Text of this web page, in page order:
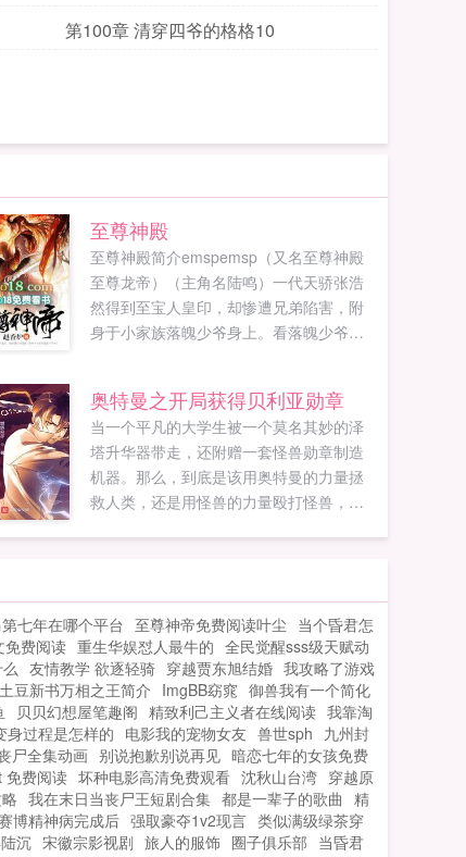
第100章 清穿四爷的格格10
至尊神殿
至尊神殿简介emspemsp（又名至尊神殿
至尊龙帝）（主角名陆鸣）一代天骄张浩
然得到至宝人皇印，却惨遭兄弟陷害，附
身于小家族落魄少爷身上。看落魄少爷手
奥特曼之开局获得贝利亚勋章
当一个平凡的大学生被一个莫名其妙的泽
塔升华器带走，还附赠一套怪兽勋章制造
机器。那么，到底是该用奥特曼的力量拯
救人类，还是用怪兽的力量殴打怪兽，楚
1135436319如果您喜欢奥特曼之开局获得
贝利亚勋章，别忘记分享给朋友...
七年在哪个平台 至尊神帝免费阅读叶尘 当个昏君怎
免费阅读 重生华娱怼人最牛的 全民觉醒sss级天赋动
友情教学 欲逐轻骑 穿越贾东旭结婚 我攻略了游戏
豆新书万相之王简介 ImgBB窈窕 御兽我有一个简化
贝贝幻想屋笔趣阁 精致利己主义者在线阅读 我靠淘
身过程是怎样的 电影我的宠物女友 兽世sph 九州封
尸全集动画 别说抱歉别说再见 暗恋七年的女孩免费
免费阅读 坏种电影高清免费观看 沈秋山台湾 穿越原
我在末日当丧尸王短剧合集 都是一辈子的歌曲 精
博精神病完成后 强取豪夺1v2现言 类似满级绿茶穿
沉 宋徽宗影视剧 旅人的服饰 圈子俱乐部 当昏君